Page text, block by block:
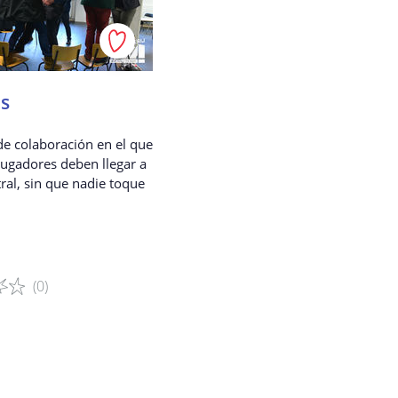
colaboración en el que
deben llegar a
sin que nadie toque
(0)
permiso de sus padres.
confirmación a los
los datos de
datos?
a terceros?